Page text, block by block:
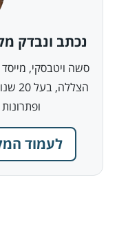
נכתב ונבדק
סשה ויטבסקי,
לעמוד